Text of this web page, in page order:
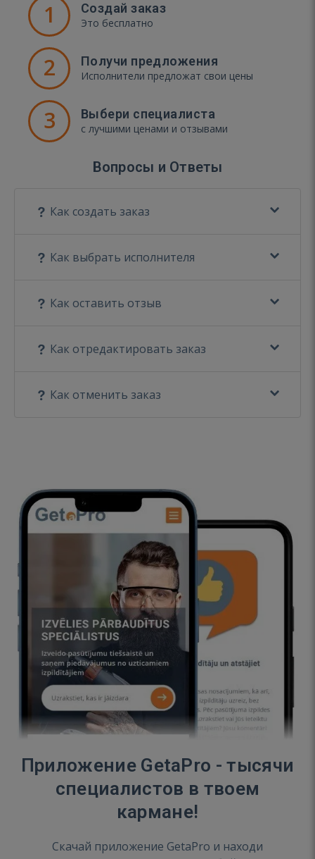
1 Создай заказ
Это бесплатно
2 Получи предложения
Исполнители предложат свои цены
3 Выбери специалиста
с лучшими ценами и отзывами
Вопросы и Ответы
Как создать заказ
Как выбрать исполнителя
Как оставить отзыв
Как отредактировать заказ
Как отменить заказ
Приложение GetaPro - тысячи
специалистов в твоем
кармане!
Скачай приложение GetaPro и находи